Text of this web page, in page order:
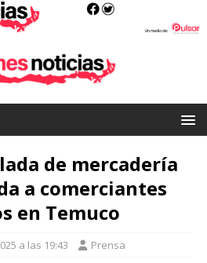
de mercadería
a comerciantes
en Temuco
a las 19:43 Prensa